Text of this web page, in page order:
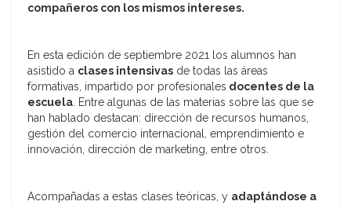
compañeros con los mismos intereses.
En esta edición de septiembre 2021 los alumnos han
asistido a clases intensivas de todas las áreas
formativas, impartido por profesionales docentes de la
escuela. Entre algunas de las materias sobre las que se
han hablado destacan: dirección de recursos humanos,
gestión del comercio internacional, emprendimiento e
innovación, dirección de marketing, entre otros.
Acompañadas a estas clases teóricas, y adaptándose a